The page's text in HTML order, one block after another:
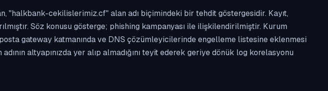
"halkbank-cekilislerimiz.cf" alan adı biçimindeki bir tehdit göstergesidir. Kayıt,
Söz konusu gösterge; phishing kampanyası ile ilişkilendirilmiştir. Kurum
gateway katmanında ve DNS çözümleyicilerinde engelleme listesine eklenmesi
altyapınızda yer alıp almadığını teyit ederek geriye dönük log korelasyonu